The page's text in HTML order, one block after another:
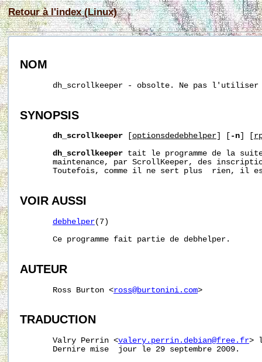
Retour à l'index (Linux)
NOM
       dh_scrollkeeper - obsolte. Ne pas l'utiliser
SYNOPSIS
dh_scrollkeeper optionsdedebhelper -n
dh_scrollkeeper tait le programme de la
maintenance, par ScrollKeeper, des
Toutefois, comme il ne sert plus  rien, il
VOIR AUSSI
debhelper(7)
       Ce programme fait partie de debhelper.
AUTEUR
       Ross Burton <
ross@burtonini.com>
TRADUCTION
       Valry Perrin <
valery.perrin.debian@free.fr>
       Dernire mise  jour le 29 septembre 2009.